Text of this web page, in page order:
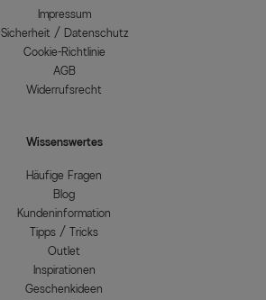
Impressum
Sicherheit / Datenschutz
Cookie-Richtlinie
AGB
Widerrufsrecht
Wissenswertes
Häufige Fragen
Blog
Kundeninformation
Tipps / Tricks
Outlet
Inspirationen
Geschenkideen